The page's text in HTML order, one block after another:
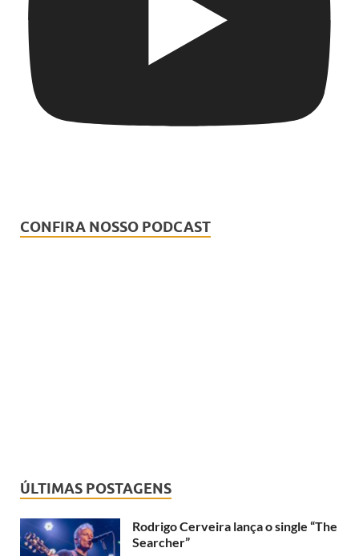
CONFIRA NOSSO PODCAST
ÚLTIMAS POSTAGENS
Rodrigo Cerveira lança o single “The
Searcher”